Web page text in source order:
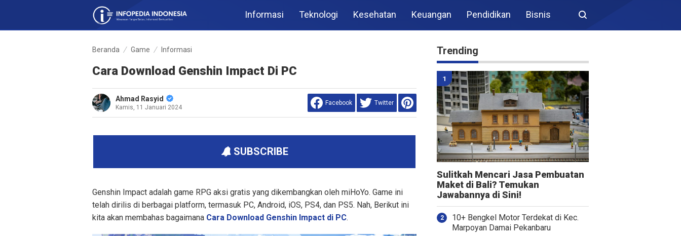
Informasi Teknologi Kesehatan Keuangan Pendidikan Bisnis
Beranda Game Informasi
Cara Download Genshin Impact Di PC
Ahmad Rasyid
Kamis, 11 Januari 2024
Facebook Twitter
SUBSCRIBE
Genshin Impact adalah game RPG aksi gratis yang dikembangkan oleh miHoYo. Game ini
telah dirilis di berbagai platform, termasuk PC, Android, iOS, PS4, dan PS5. Nah, Berikut ini
kita akan membahas bagaimana Cara Download Genshin Impact di PC.
Trending
Sulitkah Mencari Jasa Pembuatan
Maket di Bali? Temukan
Jawabannya di Sini!
10+ Bengkel Motor Terdekat di Kec.
Marpoyan Damai Pekanbaru